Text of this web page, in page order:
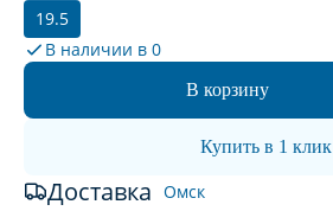
19.5
В наличии в 0
В корзину
Купить в 1 клик
Доставка Омск